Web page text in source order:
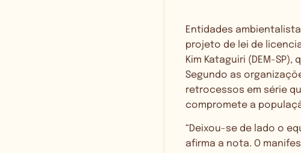
Entidades
projeto de lei de
Kim Kataguiri (DEM-
Segundo as
retrocessos em série
compromete a
“Deixou-se de lado o
afirma a nota. O